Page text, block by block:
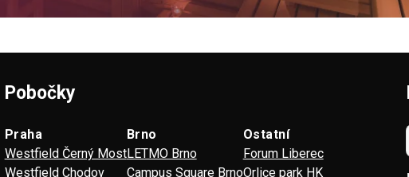
Pobočky
Praha
Westfield Černý Most
Westfield Chodov
Brno
LETMO Brno
Campus Square Brno
Ostatní
Forum Liberec
Orlice park HK